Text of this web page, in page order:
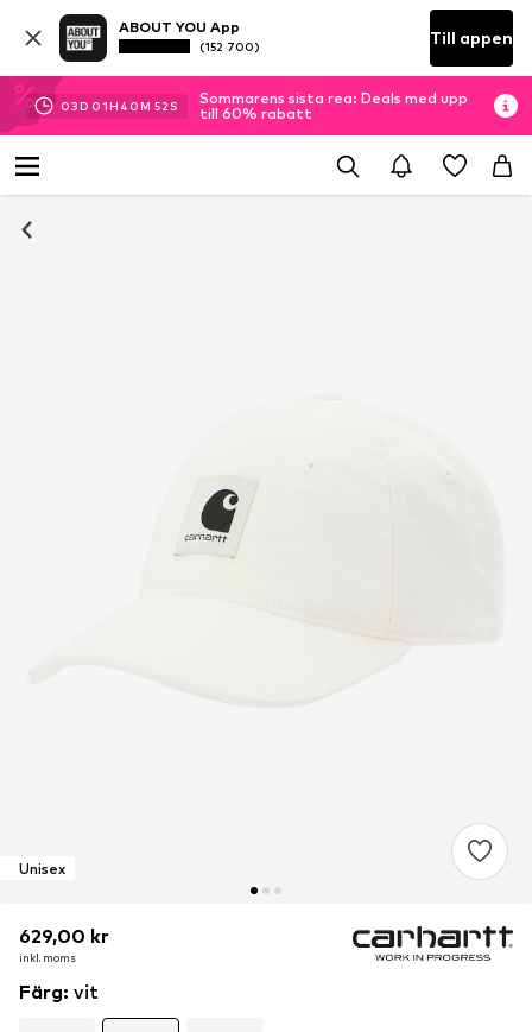
ABOUT YOU App
(152 700) Till appen
03D 01H 40M 51 S
Sommarens sista rea: Deals med upp
till 60% rabatt
Unisex
629,00 kr
inkl. moms
629,00 kr
inkl. moms
629,00 kr
inkl. moms
Färg: vit